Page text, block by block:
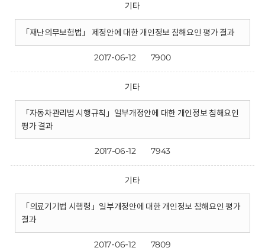
기타
「재난의무보험법」 제정안에 대한 개인정보 침해요인 평가 결과
2017-06-12 7900
기타
「자동차관리법 시행규칙」일부개정안에 대한 개인정보 침해요인
평가 결과
2017-06-12 7943
기타
「의료기기법 시행령」일부개정안에 대한 개인정보 침해요인 평가
결과
2017-06-12 7809